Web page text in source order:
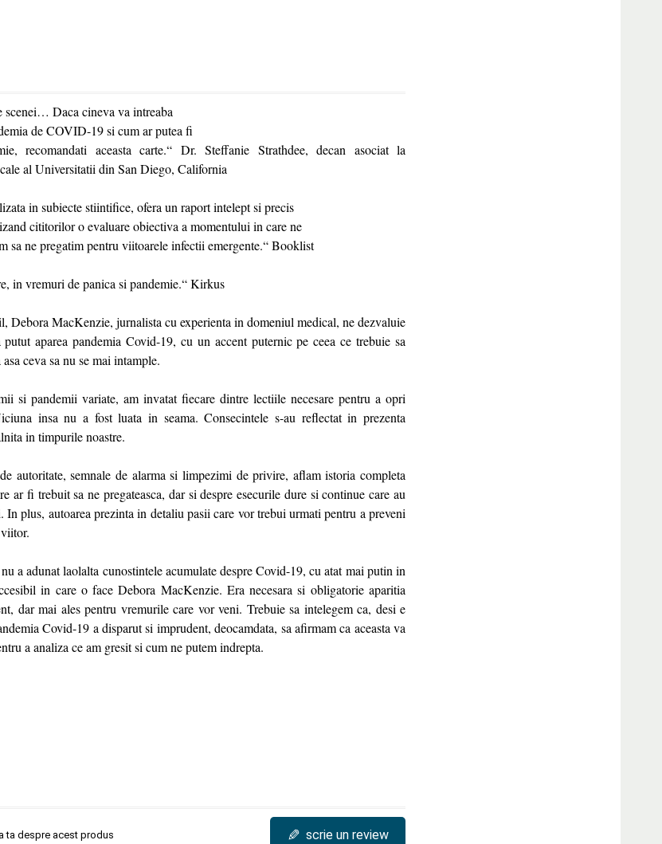
scenei… Daca cineva va intreaba
de COVID-19 si cum ar putea fi
recomandati aceasta carte.“ Dr. Steffanie Strathdee, decan asociat la
al Universitatii din San Diego, California
in subiecte stiintifice, ofera un raport intelept si precis
cititorilor o evaluare obiectiva a momentului in care ne
sa ne pregatim pentru viitoarele infectii emergente.“ Booklist
in vremuri de panica si pandemie.“ Kirkus
Debora MacKenzie, jurnalista cu experienta in domeniul medical, ne dezvaluie
putut aparea pandemia Covid-19, cu un accent puternic pe ceea ce trebuie sa
ceva sa nu se mai intample.
si pandemii variate, am invatat fiecare dintre lectiile necesare pentru a opri
insa nu a fost luata in seama. Consecintele s-au reflectat in prezenta
in timpurile noastre.
autoritate, semnale de alarma si limpezimi de privire, aflam istoria completa
ar fi trebuit sa ne pregateasca, dar si despre esecurile dure si continue care au
In plus, autoarea prezinta in detaliu pasii care vor trebui urmati pentru a preveni
a adunat laolalta cunostintele acumulate despre Covid-19, cu atat mai putin in
in care o face Debora MacKenzie. Era necesara si obligatorie aparitia
dar mai ales pentru vremurile care vor veni. Trebuie sa intelegem ca, desi e
Covid-19 a disparut si imprudent, deocamdata, sa afirmam ca aceasta va
a analiza ce am gresit si cum ne putem indrepta.
ta despre acest produs ✎ scrie un review